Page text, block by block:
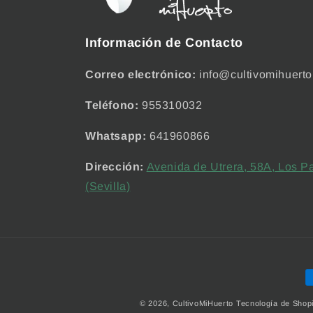
Información de Contacto
Correo electrónico:
Teléfono: 955310032
Whatsapp: 641960866
Dirección: Avenida de Utrera, 58A, Los
(Sevilla)
© 2026, CultivoMiHuerto Tecnología de